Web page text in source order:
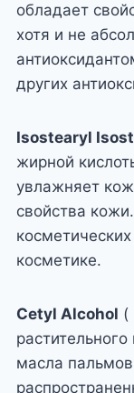
обладает
хотя и не
других
Isostearyl
жирной
увлажняет
свойства
косметике.
Cetyl Alcohol (
масла